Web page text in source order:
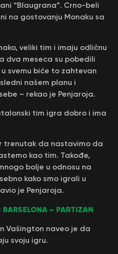
“Blaugrana”. Crno-beli
na gostovanju Monaku sa
veliki tim i imaju odličnu
dva meseca su pobedili
svemu biće to zahtevan
našem planu i
– rekao je Penjaroja.
tim igra dobro i ima
trenutak da nastavimo da
kao tim. Takođe,
bolje u odnosu na
kako smo igrali u
je Penjaroja.
– PARTIZAN
Vašington naveo je da
svoju igru.